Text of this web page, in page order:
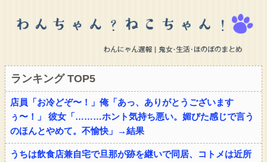
ランキング TOP5
店員「お冷どぞ〜！」俺「あっ、ありがとうございます
ぅ〜！」 彼女「………ホント気持ち悪い。媚びた感じで言う
のほんとやめて。不愉快」→結果
うちは飲食店兼自宅で旦那が跡を継いで同居、コトメは近所